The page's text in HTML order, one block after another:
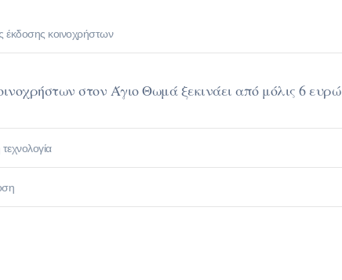
έκδοσης κοινοχρήστων
στον Άγιο Θωμά ξεκινάει από μόλις 6 ευρώ